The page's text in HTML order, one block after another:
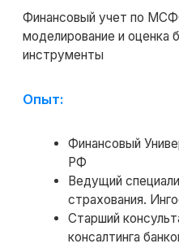
Потоковый и
формат обучения
До 50% экономии на
по нашей программе
Оплатить